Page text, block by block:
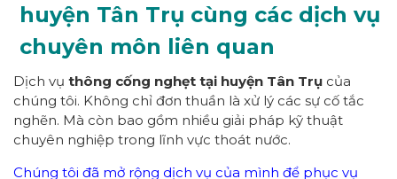
huyện Tân Trụ cùng các dịch vụ
chuyên môn liên quan
Dịch vụ thông cống nghẹt tại huyện Tân Trụ của
chúng tôi. Không chỉ đơn thuần là xử lý các sự cố tắc
nghẽn. Mà còn bao gồm nhiều giải pháp kỹ thuật
chuyên nghiệp trong lĩnh vực thoát nước.
Chúng tôi đã mở rộng dịch vụ của mình để phục vụ